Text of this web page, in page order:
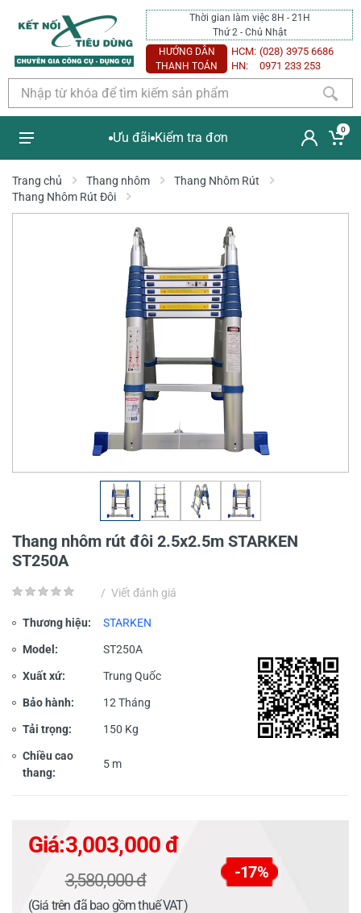
Thời gian làm việc 8H - 21H
Thứ 2 - Chủ Nhật
HƯỚNG DẪN
THANH TOÁN
HCM: (028) 3975 6686
HN:
0971 233 253
Ưu đãi Kiểm tra đơn
0
Trang chủ Thang nhôm
Thang Nhôm Rút
Thang Nhôm Rút Đôi
Thang nhôm rút đôi 2.5x2.5m STARKEN
ST250A
/ Viết đánh giá
Thương hiệu: STARKEN
Model: ST250A
Xuất xứ: Trung Quốc
Bảo hành: 12 Tháng
Tải trọng: 150 Kg
Chiều cao
thang:
5 m
Giá:3,003,000 đ
3,580,000 đ -17%
(Giá trên đã bao gồm thuế VAT)